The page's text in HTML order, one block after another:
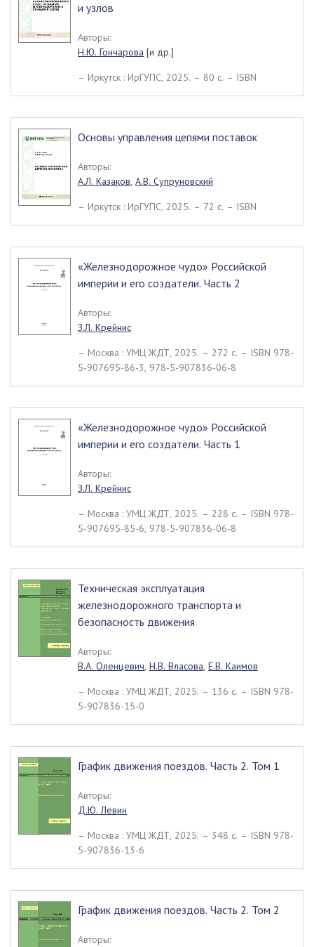
и узлов
Авторы:
Н.Ю. Гончарова [и др.]
– Иркутск : ИрГУПС, 2025. – 80 c. – ISBN
Основы управления цепями поставок
Авторы:
А.Л. Казаков, А.В. Супруновский
– Иркутск : ИрГУПС, 2025. – 72 c. – ISBN
«Железнодорожное чудо» Российской
империи и его создатели. Часть 2
Авторы:
З.Л. Крейнис
– Москва : УМЦ ЖДТ, 2025. – 272 c. – ISBN 978-
5-907695-86-3, 978-5-907836-06-8
«Железнодорожное чудо» Российской
империи и его создатели. Часть 1
Авторы:
З.Л. Крейнис
– Москва : УМЦ ЖДТ, 2025. – 228 c. – ISBN 978-
5-907695-85-6, 978-5-907836-06-8
Техническая эксплуатация
железнодорожного транспорта и
безопасность движения
Авторы:
В.А. Оленцевич, Н.В. Власова, Е.В. Каимов
– Москва : УМЦ ЖДТ, 2025. – 136 c. – ISBN 978-
5-907836-15-0
График движения поездов. Часть 2. Том 1
Авторы:
Д.Ю. Левин
– Москва : УМЦ ЖДТ, 2025. – 348 c. – ISBN 978-
5-907836-13-6
График движения поездов. Часть 2. Том 2
Авторы: